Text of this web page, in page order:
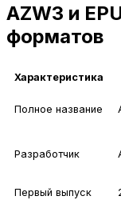
AZW3 и
форматов
Характеристика
Полное название
Разработчик
Первый выпуск